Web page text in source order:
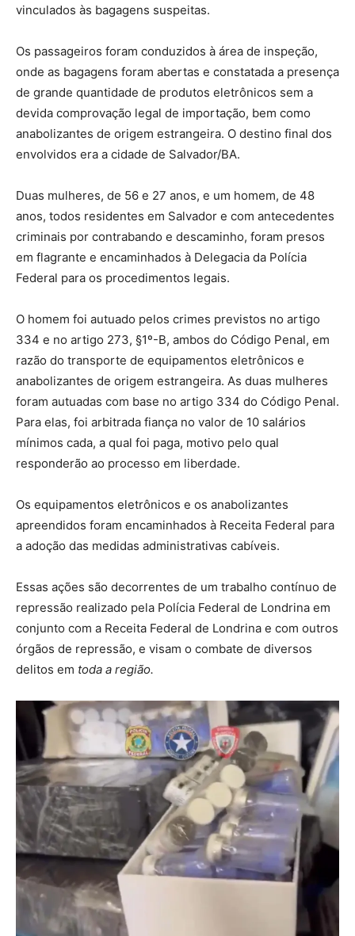
vinculados às bagagens suspeitas.
Os passageiros foram conduzidos à área de inspeção,
onde as bagagens foram abertas e constatada a presença
de grande quantidade de produtos eletrônicos sem a
devida comprovação legal de importação, bem como
anabolizantes de origem estrangeira. O destino final dos
envolvidos era a cidade de Salvador/BA.
Duas mulheres, de 56 e 27 anos, e um homem, de 48
anos, todos residentes em Salvador e com antecedentes
criminais por contrabando e descaminho, foram presos
em flagrante e encaminhados à Delegacia da Polícia
Federal para os procedimentos legais.
O homem foi autuado pelos crimes previstos no artigo
334 e no artigo 273, §1º-B, ambos do Código Penal, em
razão do transporte de equipamentos eletrônicos e
anabolizantes de origem estrangeira. As duas mulheres
foram autuadas com base no artigo 334 do Código Penal.
Para elas, foi arbitrada fiança no valor de 10 salários
mínimos cada, a qual foi paga, motivo pelo qual
responderão ao processo em liberdade.
Os equipamentos eletrônicos e os anabolizantes
apreendidos foram encaminhados à Receita Federal para
a adoção das medidas administrativas cabíveis.​
Essas ações são decorrentes de um trabalho contínuo de
repressão realizado pela Polícia Federal de Londrina em
conjunto com a Receita Federal de Londrina e com outros
órgãos de repressão, e visam o combate de diversos
delitos em toda a região.